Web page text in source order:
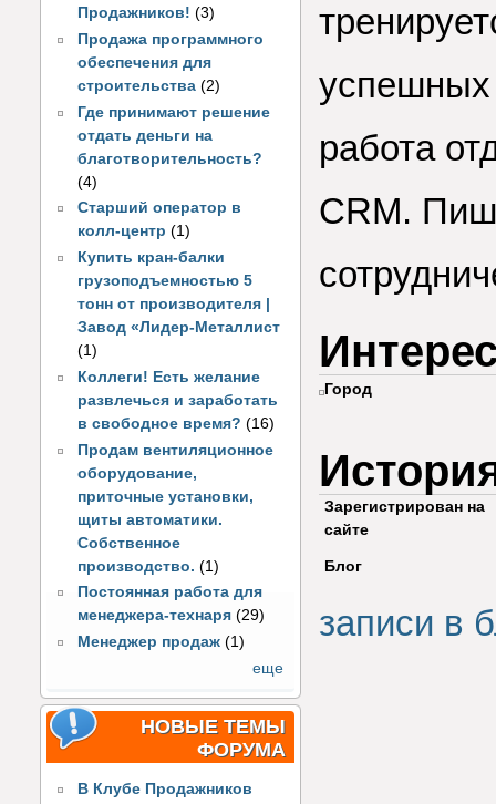
Продажников! (3)
Продажа программного
обеспечения для
строительства (2)
Где принимают решение
отдать деньги на
благотворительность?
(4)
Старший оператор в
колл-центр (1)
Купить кран-балки
грузоподъемностью 5
тонн от производителя |
Завод «Лидер-Металлист
(1)
Коллеги! Есть желание
развлечься и заработать
в свободное время? (16)
Продам вентиляционное
оборудование,
приточные установки,
щиты автоматики.
Собственное
производство. (1)
Постоянная работа для
менеджера-технаря (29)
Менеджер продаж (1)
еще
НОВЫЕ ТЕМЫ
ФОРУМА
В Клубе Продажников
работа
CRM.
Город
Зарегистрирован на
сайте
Блог
записи в